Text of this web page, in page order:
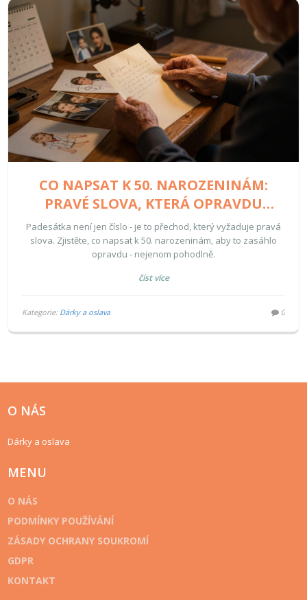
CO NAPSAT K 50. NAROZENINÁM:
PRAVÉ SLOVA, KTERÁ OPRAVDU
ZASÁHNOU
Padesátka není jen číslo - je to přechod, který vyžaduje pravá
slova. Zjistěte, co napsat k 50. narozeninám, aby to zasáhlo
opravdu - nejenom pohodlně.
číst více
Kategorie: Dárky a oslava 0
O NÁS
Dárky a oslava
MENU
O NÁS
PODMÍNKY POUŽÍVÁNÍ
ZÁSADY OCHRANY SOUKROMÍ
GDPR
KONTAKT